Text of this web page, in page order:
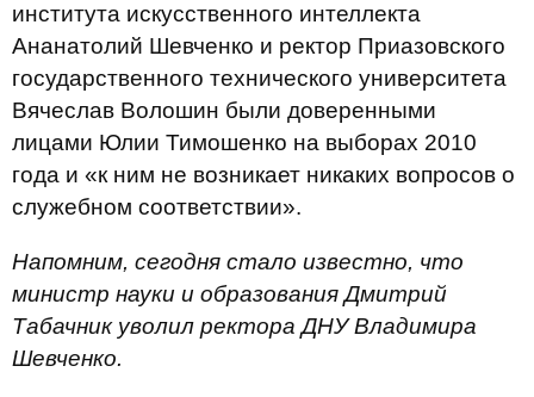
института искусственного интеллекта
Ананатолий Шевченко и ректор Приазовского
государственного технического университета
Вячеслав Волошин были доверенными
лицами Юлии Тимошенко на выборах 2010
года и «к ним не возникает никаких вопросов о
служебном соответствии».
Напомним, сегодня стало известно, что
министр науки и образования Дмитрий
Табачник уволил ректора ДНУ Владимира
Шевченко.